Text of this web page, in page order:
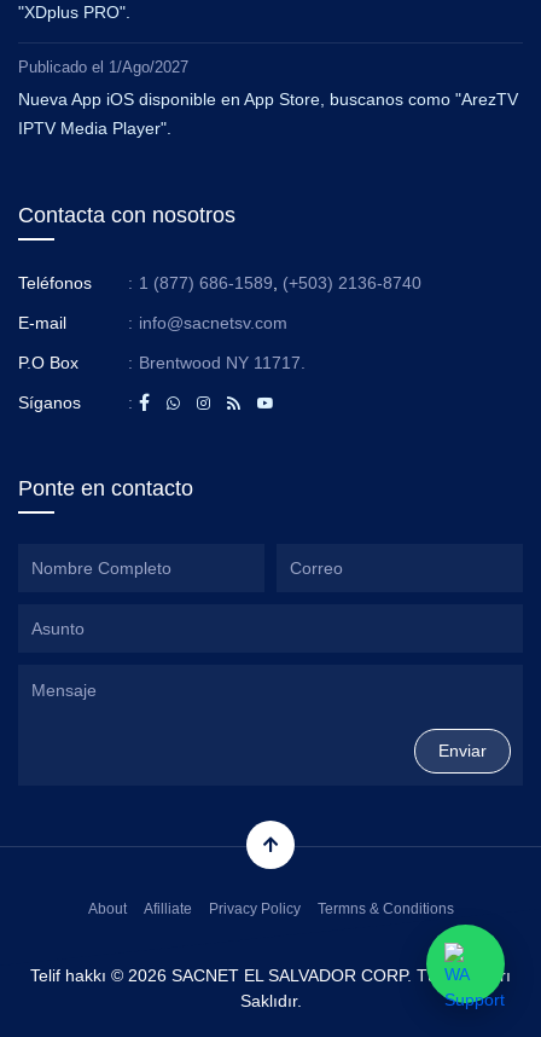
"XDplus PRO".
Publicado el 1/Ago/2027
Nueva App iOS disponible en App Store, buscanos como "ArezTV
IPTV Media Player".
Contacta con nosotros
Teléfonos : 1 (877) 686-1589 (+503) 2136-8740
E-mail : info@sacnetsv.com
P.O Box : Brentwood NY 11717.
Síganos :
Ponte en contacto
Telif hakkı © 2026 SACNET EL SALVADOR CORP. Tüm Hakları
Saklıdır.
About Afilliate Privacy Policy Termns & Conditions